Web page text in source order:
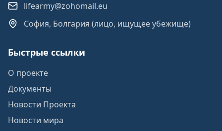
lifearmy@zohomail.eu
София, Болгария (лицо, ищущее убежище)
Быстрые ссылки
О проекте
Документы
Новости Проекта
Новости мира